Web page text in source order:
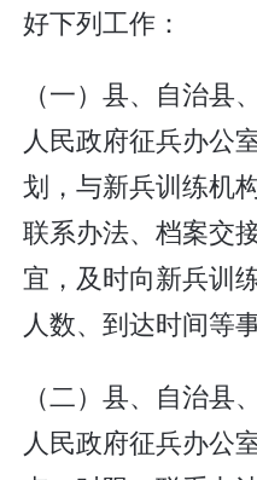
好下列工作：
（一）县、自治县
人民政府征兵办公
划，与新兵训练机
联系办法、档案交
宜，及时向新兵训
人数、到达时间等
（二）县、自治县
人民政府征兵办公